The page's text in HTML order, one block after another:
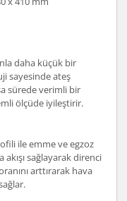
daha küçük bir
sayesinde ateş
sürede verimli bir
ölçüde iyileştirir.
ile emme ve egzoz
sağlayarak direnci
arttırarak hava